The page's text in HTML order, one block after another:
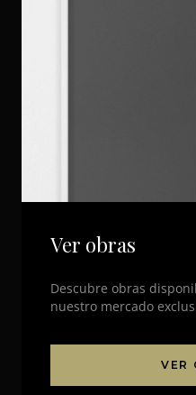
Ver obras
Descubre obras
nuestro mercado
VER